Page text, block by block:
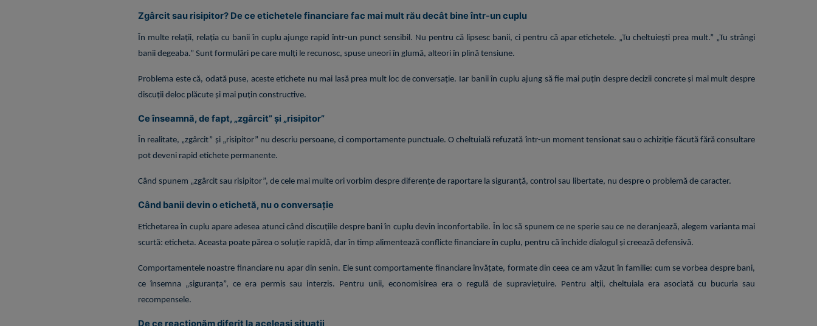
Zgârcit sau risipitor? De ce etichetele financiare fac mai mult rău decât bine într-un cuplu
În multe relații, relația cu banii în cuplu ajunge rapid într-un punct sensibil. Nu pentru că lipsesc banii, ci pentru că apar etichetele. „Tu cheltuiești prea mult.” „Tu strângi
banii degeaba.” Sunt formulări pe care mulți le recunosc, spuse uneori în glumă, alteori în plină tensiune.
Problema este că, odată puse, aceste etichete nu mai lasă prea mult loc de conversație. Iar banii în cuplu ajung să fie mai puțin despre decizii concrete și mai mult despre
discuții deloc plăcute și mai puțin constructive.
Ce înseamnă, de fapt, „zgârcit” și „risipitor”
În realitate, „zgârcit” și „risipitor” nu descriu persoane, ci comportamente punctuale. O cheltuială refuzată într-un moment tensionat sau o achiziție făcută fără consultare
pot deveni rapid etichete permanente.
Când spunem „zgârcit sau risipitor”, de cele mai multe ori vorbim despre diferențe de raportare la siguranță, control sau libertate, nu despre o problemă de caracter.
Când banii devin o etichetă, nu o conversație
Etichetarea în cuplu apare adesea atunci când discuțiile despre bani în cuplu devin inconfortabile. În loc să spunem ce ne sperie sau ce ne deranjează, alegem varianta mai
scurtă: eticheta. Aceasta poate părea o soluție rapidă, dar în timp alimentează conflicte financiare în cuplu, pentru că închide dialogul și creează defensivă.
Comportamentele noastre financiare nu apar din senin. Ele sunt comportamente financiare învățate, formate din ceea ce am văzut în familie: cum se vorbea despre bani,
ce însemna „siguranța”, ce era permis sau interzis. Pentru unii, economisirea era o regulă de supraviețuire. Pentru alții, cheltuiala era asociată cu bucuria sau
recompensele.
De ce reacționăm diferit la aceleași situații